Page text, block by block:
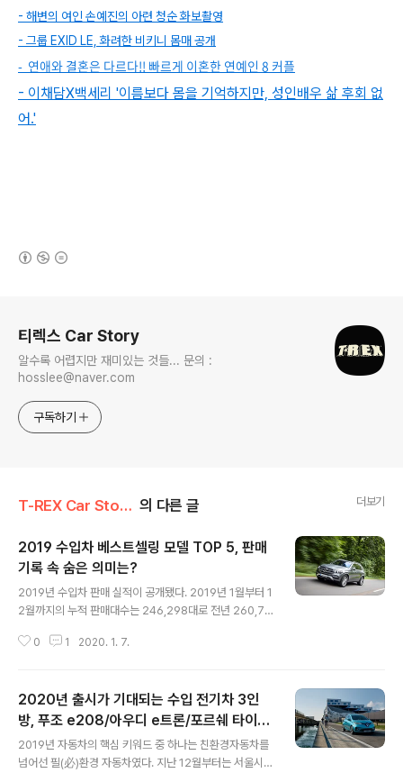
- 해변의 여인 손예진의 아련 청순 화보촬영
- 그룹 EXID LE, 화려한 비키니 몸매 공개
- 연애와 결혼은 다르다!! 빠르게 이혼한 연예인 8 커플
- 이채담X백세리 '이름보다 몸을 기억하지만, 성인배우 삶 후회 없
어.'
티렉스 Car Story
알수록 어렵지만 재미있는 것들... 문의 :
hosslee@naver.com
구독하기
T-REX Car Story/Car 분석 톡톡 의 다른 글 더보기
2019 수입차 베스트셀링 모델 TOP 5, 판매
기록 속 숨은 의미는?
2019년 수입차 판매 실적이 공개됐다. 2019년 1월부터 1
2월까지의 누적 판매대수는 246,298대로 전년 260,70
연말 프로모션과 개별소비세 인하 혜택 종료의 영향으로
cedes-Benz)가 78,133대를 기록하며 법인 설립 이래
사상 최대 규모의 실적을 달성했다. 2위는 44,191대를 판
매한 BMW가 주행 중 화재 이슈를 조금씩 극복하며 선전
했지만, 2018년 대비 12.5% 감소된 기록으로 화재 이슈
를 완전히 극복하지 못 한 것으로 분석된다. 다음으로 일본
0 1 2020. 1. 7.
2020년 출시가 기대되는 수입 전기차 3인
방, 푸조 e208/아우디 e트론/포르쉐 타이
칸/르노 조에
2019년 자동차의 핵심 키워드 중 하나는 친환경자동차를
넘어선 필(必)환경 자동차였다. 지난 12월부터는 서울시